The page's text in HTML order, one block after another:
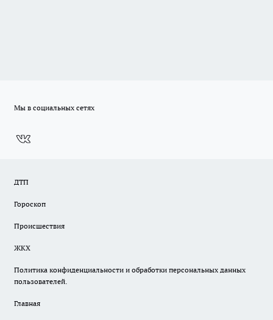
Мы в социальных сетях
ДТП
Гороскоп
Происшествия
ЖКХ
Политика конфиденциальности и обработки персональных данных
пользователей.
Главная